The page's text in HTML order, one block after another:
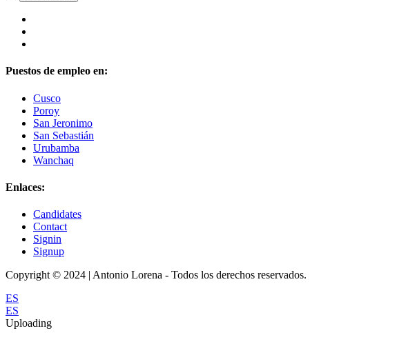
Puestos de empleo en:
Cusco
Poroy
San Jeronimo
San Sebastián
Urubamba
Wanchaq
Enlaces:
Candidates
Contact
Signin
Signup
Copyright © 2024 | Antonio Lorena - Todos los derechos reservados.
ES
ES
Uploading